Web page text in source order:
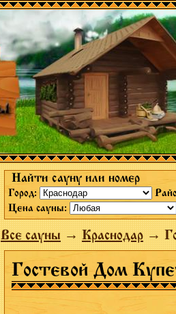
Найти сауну или номер
Город:
Цена сауны:
Все сауны→Краснодар→
Гостевой Дом